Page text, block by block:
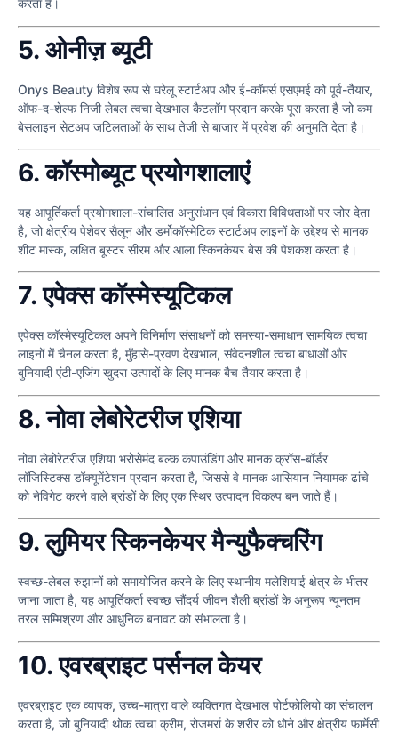
करता है।
5. ओनीज़ ब्यूटी
Onys Beauty विशेष रूप से घरेलू स्टार्टअप और ई-कॉमर्स एसएमई को पूर्व-तैयार,
ऑफ-द-शेल्फ निजी लेबल त्वचा देखभाल कैटलॉग प्रदान करके पूरा करता है जो कम
बेसलाइन सेटअप जटिलताओं के साथ तेजी से बाजार में प्रवेश की अनुमति देता है।
6. कॉस्मोब्यूट प्रयोगशालाएं
यह आपूर्तिकर्ता प्रयोगशाला-संचालित अनुसंधान एवं विकास विविधताओं पर जोर देता
है, जो क्षेत्रीय पेशेवर सैलून और डर्मोकॉस्मेटिक स्टार्टअप लाइनों के उद्देश्य से मानक
शीट मास्क, लक्षित बूस्टर सीरम और आला स्किनकेयर बेस की पेशकश करता है।
7. एपेक्स कॉस्मेस्यूटिकल
एपेक्स कॉस्मेस्यूटिकल अपने विनिर्माण संसाधनों को समस्या-समाधान सामयिक त्वचा
लाइनों में चैनल करता है, मुँहासे-प्रवण देखभाल, संवेदनशील त्वचा बाधाओं और
बुनियादी एंटी-एजिंग खुदरा उत्पादों के लिए मानक बैच तैयार करता है।
8. नोवा लेबोरेटरीज एशिया
नोवा लेबोरेटरीज एशिया भरोसेमंद बल्क कंपाउंडिंग और मानक क्रॉस-बॉर्डर
लॉजिस्टिक्स डॉक्यूमेंटेशन प्रदान करता है, जिससे वे मानक आसियान नियामक ढांचे
को नेविगेट करने वाले ब्रांडों के लिए एक स्थिर उत्पादन विकल्प बन जाते हैं।
9. लुमियर स्किनकेयर मैन्युफैक्चरिंग
स्वच्छ-लेबल रुझानों को समायोजित करने के लिए स्थानीय मलेशियाई क्षेत्र के भीतर
जाना जाता है, यह आपूर्तिकर्ता स्वच्छ सौंदर्य जीवन शैली ब्रांडों के अनुरूप न्यूनतम
तरल सम्मिश्रण और आधुनिक बनावट को संभालता है।
10. एवरब्राइट पर्सनल केयर
एवरब्राइट एक व्यापक, उच्च-मात्रा वाले व्यक्तिगत देखभाल पोर्टफोलियो का संचालन
करता है, जो बुनियादी थोक त्वचा क्रीम, रोजमर्रा के शरीर को धोने और क्षेत्रीय फार्मेसी